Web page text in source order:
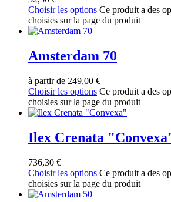
Choisir les options Ce produit a des
choisies sur la page du produit
Amsterdam 70
à partir de 249,00 €
Choisir les options Ce produit a des
choisies sur la page du produit
Ilex Crenata
736,30 €
Choisir les options Ce produit a des
choisies sur la page du produit